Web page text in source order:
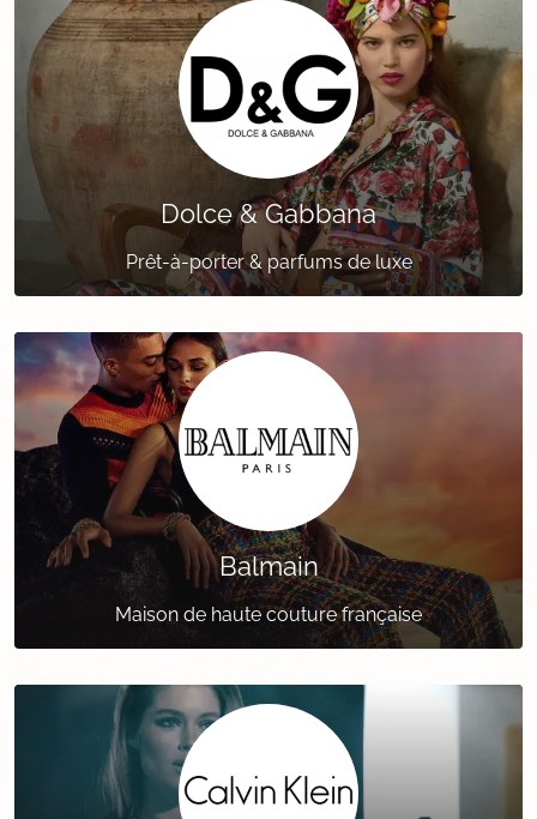
Dolce & Gabbana
Prêt-à-porter & parfums de luxe
Balmain
Maison de haute couture française